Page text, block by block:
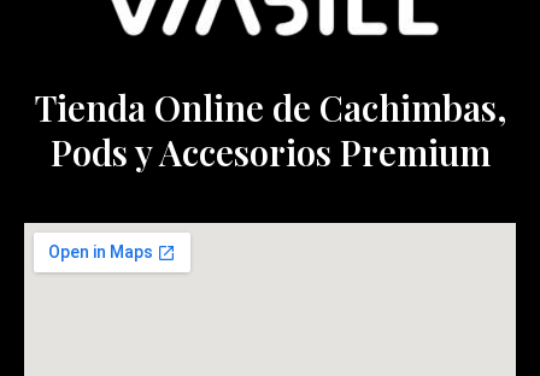
Tienda Online de Cachimbas,
Pods y Accesorios Premium